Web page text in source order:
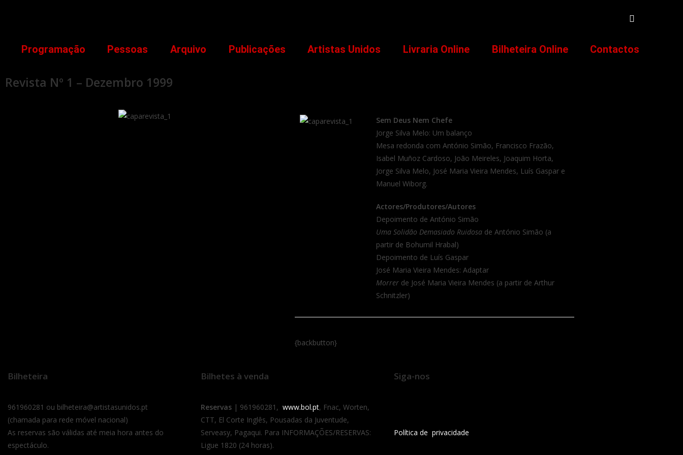
Programação Pessoas Arquivo Publicações Artistas Unidos Livraria Online Bilheteira Online Contactos
Revista Nº 1 – Dezembro 1999
Sem Deus Nem Chefe
Jorge Silva Melo: Um balanço
Mesa redonda com António Simão, Francisco Frazão,
Isabel Muñoz Cardoso, João Meireles, Joaquim Horta,
Jorge Silva Melo, José Maria Vieira Mendes, Luís Gaspar e
Manuel Wiborg.
Actores/Produtores/Autores
Depoimento de António Simão
Uma Solidão Demasiado Ruidosa de António Simão (a
partir de Bohumil Hrabal)
Depoimento de Luís Gaspar
José Maria Vieira Mendes: Adaptar
Morrer de José Maria Vieira Mendes (a partir de Arthur
Schnitzler)
{backbutton}
Bilheteira
961960281 ou bilheteira@artistasunidos.pt
(chamada para rede móvel nacional)
As reservas são válidas até meia hora antes do
espectáculo.
Bilhetes à venda
Reservas | 961960281, www.bol.pt, Fnac, Worten,
CTT, El Corte Inglês, Pousadas da Juventude,
Serveasy, Pagaqui. Para INFORMAÇÕES/RESERVAS:
Ligue 1820 (24 horas).
Siga-nos
Política de privacidade